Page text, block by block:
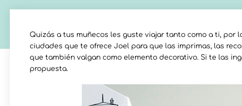
Quizás a tus muñecos les guste viajar tanto como a ti, por
ciudades que te ofrece Joel para que las imprimas, las
que también valgan como elemento decorativo. Si te las
propuesta.